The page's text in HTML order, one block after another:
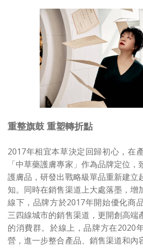
重整旗鼓 重塑轉折點
2017年相宜本草決定回歸初心，在
「中草藥護膚專家」作為品牌定位
護膚品，研發出戰略級單品重新建立
知。同時在銷售渠道上大處落墨，增
線下，品牌方於2017年開始優化商
三四線城市的銷售渠道，更開創高端
的消費群。於線上，品牌方在2020
營，進一步整合產品、銷售渠道和內